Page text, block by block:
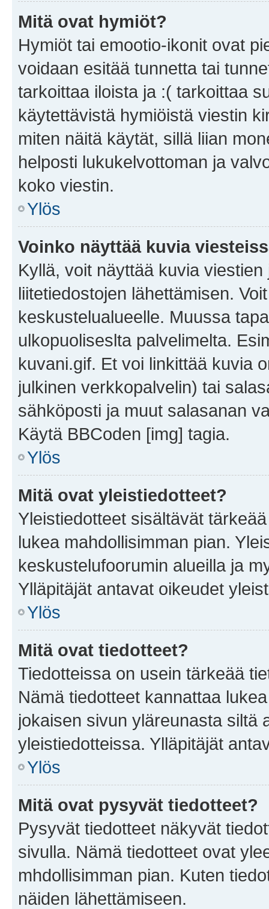
Mitä ovat hymiöt?
Hymiöt tai emootio-ikonit ovat
voidaan esitää tunnetta tai
tarkoittaa iloista ja :( tarkoittaa
käytettävistä hymiöistä viestin
miten näitä käytät, sillä liian
helposti lukukelvottoman ja
koko viestin.
Ylös
Voinko näyttää kuvia
Kyllä, voit näyttää kuvia
liitetiedostojen lähettämisen.
keskustelualueelle. Muussa
ulkopuoliseslta palvelimelta.
kuvani.gif. Et voi linkittää kuvia
julkinen verkkopalvelin) tai
sähköposti ja muut salasanan
Käytä BBCoden [img] tagia.
Ylös
Mitä ovat yleistiedotteet?
Yleistiedotteet sisältävät
lukea mahdollisimman pian.
keskustelufoorumin alueilla ja
Ylläpitäjät antavat oikeudet
Ylös
Mitä ovat tiedotteet?
Tiedotteissa on usein tärkeää
Nämä tiedotteet kannattaa
jokaisen sivun yläreunasta siltä
yleistiedotteissa. Ylläpitäjät
Ylös
Mitä ovat pysyvät tiedotteet?
Pysyvät tiedotteet näkyvät
sivulla. Nämä tiedotteet ovat
mhdollisimman pian. Kuten
näiden lähettämiseen.